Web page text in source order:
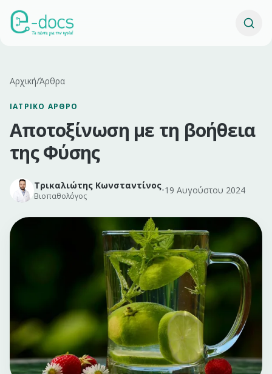
Αρχική/Άρθρα
ΙΑΤΡΙΚΌ ΆΡΘΡΟ
Αποτοξίνωση με τη βοήθεια
της Φύσης
Τρικαλιώτης Κωνσταντίνος
Βιοπαθολόγος
•19 Αυγούστου 2024